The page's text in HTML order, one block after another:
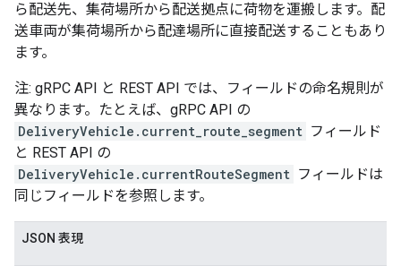
ら配送先、集荷場所から配送拠点に荷物を運搬します。配
送車両が集荷場所から配達場所に直接配送することもあり
ます。
注: gRPC API と REST API では、フィールドの命名規則が
異なります。たとえば、gRPC API の
DeliveryVehicle.current_route_segment フィールド
と REST API の
DeliveryVehicle.currentRouteSegment フィールドは
同じフィールドを参照します。
JSON 表現